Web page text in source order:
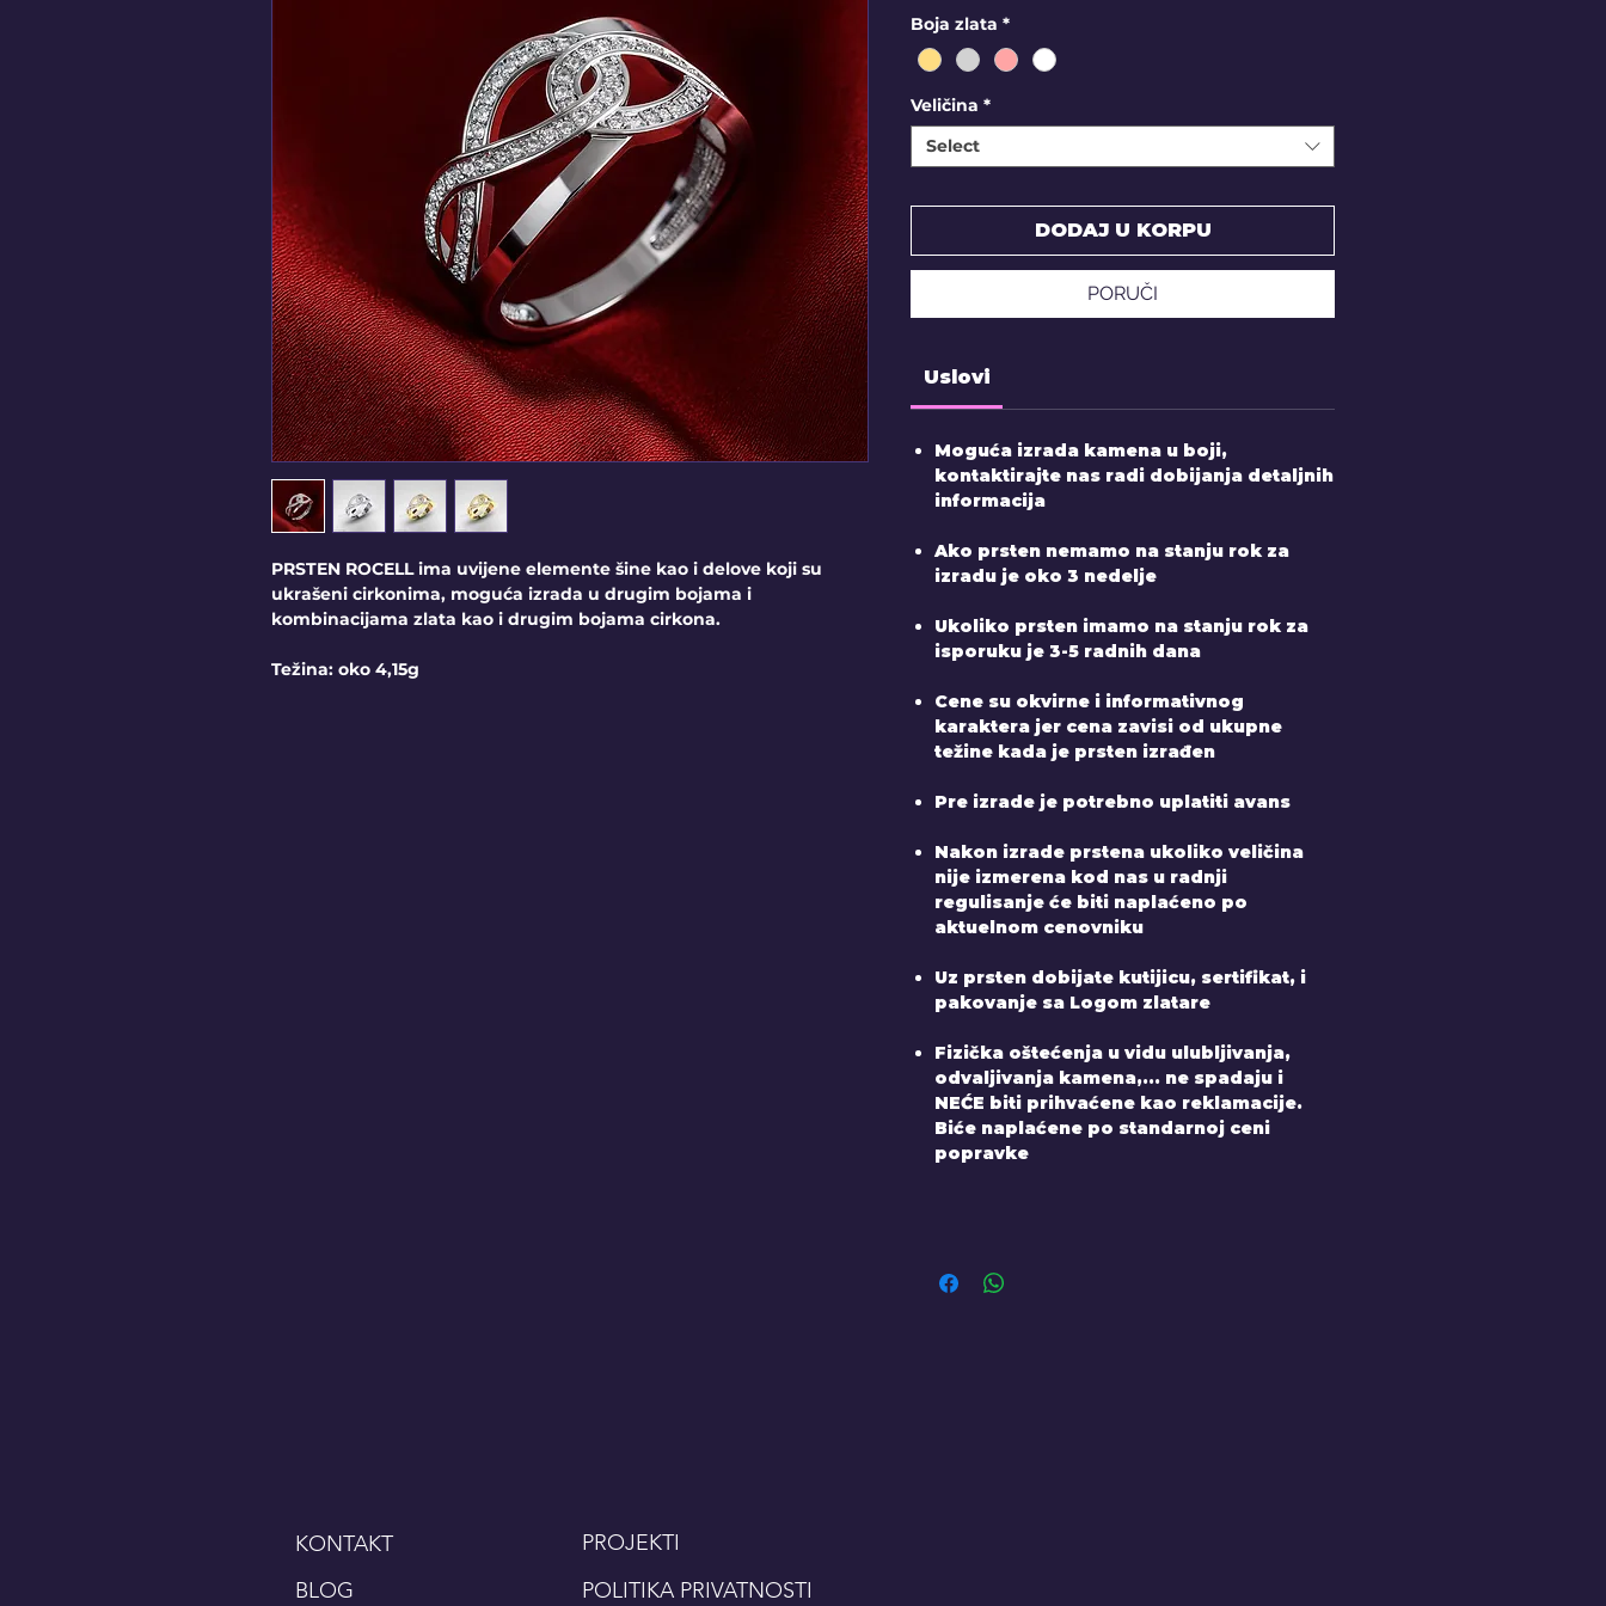
PRSTEN ROCELL ima uvijene elemente šine kao i delove koji su
ukrašeni cirkonima, moguća izrada u drugim bojama i
kombinacijama zlata kao i drugim bojama cirkona.
Težina: oko 4,15g
Boja zlata *
Veličina *
Select
DODAJ U KORPU
PORUČI
Uslovi
Moguća izrada kamena u boji,
kontaktirajte nas radi dobijanja detaljnih
informacija
Ako prsten nemamo na stanju rok za
izradu je oko 3 nedelje
Ukoliko prsten imamo na stanju rok za
isporuku je 3-5 radnih dana
Cene su okvirne i informativnog
karaktera jer cena zavisi od ukupne
težine kada je prsten izrađen
Pre izrade je potrebno uplatiti avans
Nakon izrade prstena ukoliko veličina
nije izmerena kod nas u radnji
regulisanje će biti naplaćeno po
aktuelnom cenovniku
Uz prsten dobijate kutijicu, sertifikat, i
pakovanje sa Logom zlatare
Fizička oštećenja u vidu ulubljivanja,
odvaljivanja kamena,... ne spadaju i
NEĆE biti prihvaćene kao reklamacije.
Biće naplaćene po standarnoj ceni
popravke
KONTAKT
PROJEKTI
BLOG
POLITIKA PRIVATNOSTI